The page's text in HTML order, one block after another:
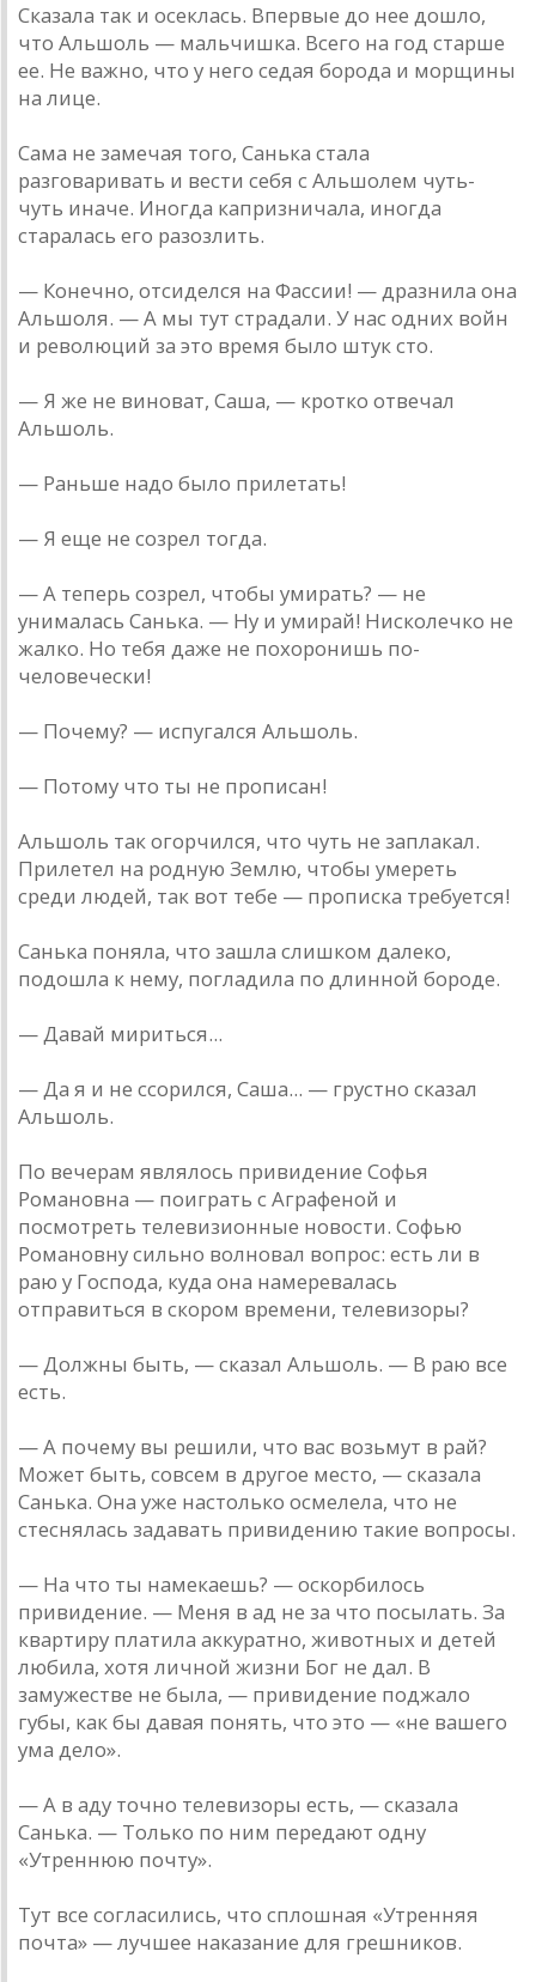
Сказала так и осеклась. Впервые до нее дошло,
что Альшоль — мальчишка. Всего на год старше
ее. Не важно, что у него седая борода и морщины
на лице.
Сама не замечая того, Санька стала
разговаривать и вести себя с Альшолем чуть-
чуть иначе. Иногда капризничала, иногда
старалась его разозлить.
— Конечно, отсиделся на Фассии! — дразнила она
Альшоля. — А мы тут страдали. У нас одних войн
и революций за это время было штук сто.
— Я же не виноват, Саша, — кротко отвечал
Альшоль.
— Раньше надо было прилетать!
— Я еще не созрел тогда.
— А теперь созрел, чтобы умирать? — не
унималась Санька. — Ну и умирай! Нисколечко не
жалко. Но тебя даже не похоронишь по-
человечески!
— Почему? — испугался Альшоль.
— Потому что ты не прописан!
Альшоль так огорчился, что чуть не заплакал.
Прилетел на родную Землю, чтобы умереть
среди людей, так вот тебе — прописка требуется!
Санька поняла, что зашла слишком далеко,
подошла к нему, погладила по длинной бороде.
— Давай мириться...
— Да я и не ссорился, Саша... — грустно сказал
Альшоль.
По вечерам являлось привидение Софья
Романовна — поиграть с Аграфеной и
посмотреть телевизионные новости. Софью
Романовну сильно волновал вопрос: есть ли в
раю у Господа, куда она намеревалась
отправиться в скором времени, телевизоры?
— Должны быть, — сказал Альшоль. — В раю все
есть.
— А почему вы решили, что вас возьмут в рай?
Может быть, совсем в другое место, — сказала
Санька. Она уже настолько осмелела, что не
стеснялась задавать привидению такие вопросы.
— На что ты намекаешь? — оскорбилось
привидение. — Меня в ад не за что посылать. За
квартиру платила аккуратно, животных и детей
любила, хотя личной жизни Бог не дал. В
замужестве не была, — привидение поджало
губы, как бы давая понять, что это — «не вашего
ума дело».
— А в аду точно телевизоры есть, — сказала
Санька. — Только по ним передают одну
«Утреннюю почту».
Тут все согласились, что сплошная «Утренняя
почта» — лучшее наказание для грешников.